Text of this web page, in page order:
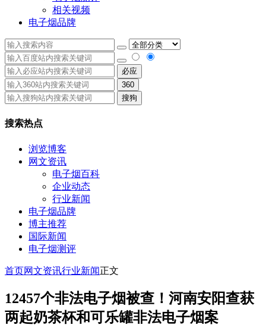
相关视频
电子烟品牌
必应
360
搜狗
搜索热点
浏览博客
网文资讯
电子烟百科
企业动态
行业新闻
电子烟品牌
博主推荐
国际新闻
电子烟测评
首页网文资讯行业新闻正文
12457个非法电子烟被查！河南安阳查获
两起奶茶杯和可乐罐非法电子烟案